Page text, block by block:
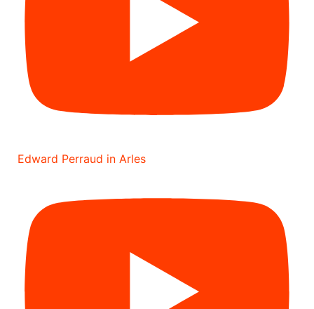
Edward Perraud in Arles